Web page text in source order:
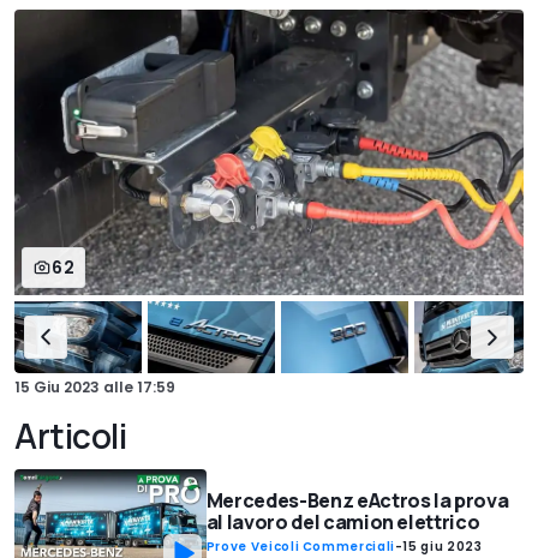
62
15 Giu 2023 alle17:59
Articoli
Mercedes-Benz eActros la prova
al lavoro del camion elettrico
Prove Veicoli Commerciali-15 giu 2023